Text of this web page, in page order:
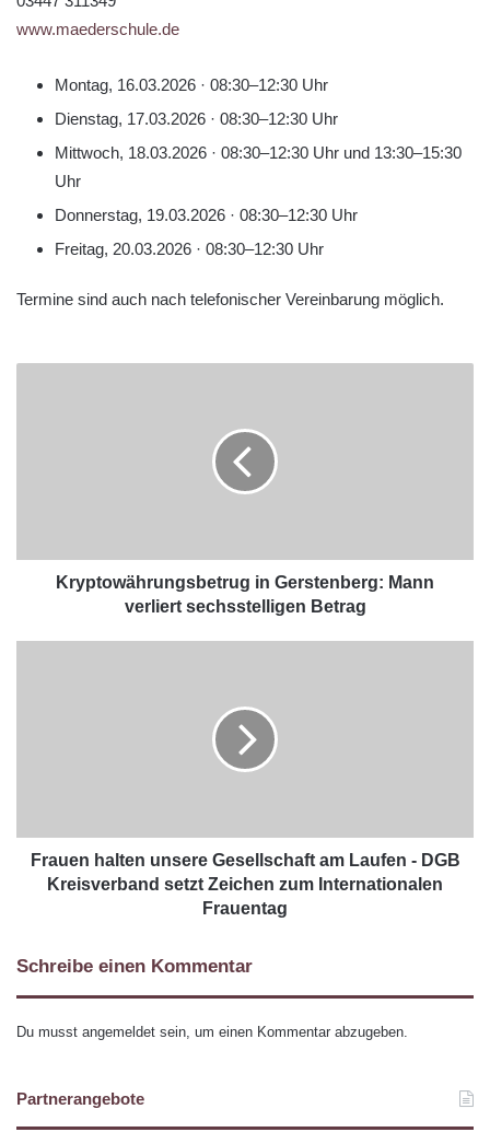
www.maederschule.de
Montag, 16.03.2026 · 08:30–12:30 Uhr
Dienstag, 17.03.2026 · 08:30–12:30 Uhr
Mittwoch, 18.03.2026 · 08:30–12:30 Uhr und 13:30–15:30
Uhr
Donnerstag, 19.03.2026 · 08:30–12:30 Uhr
Freitag, 20.03.2026 · 08:30–12:30 Uhr
Termine sind auch nach telefonischer Vereinbarung möglich.
Kryptowährungsbetrug in Gerstenberg: Mann
verliert sechsstelligen Betrag
Frauen halten unsere Gesellschaft am Laufen - DGB
Kreisverband setzt Zeichen zum Internationalen
Frauentag
Schreibe einen Kommentar
Du musst angemeldet sein, um einen Kommentar abzugeben.
Partnerangebote